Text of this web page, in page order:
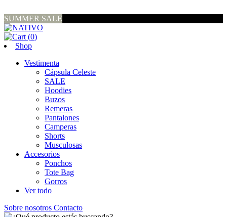
SUMMER SALE
(0)
Shop
Vestimenta
Cápsula Celeste
SALE
Hoodies
Buzos
Remeras
Pantalones
Camperas
Shorts
Musculosas
Accesorios
Ponchos
Tote Bag
Gorros
Ver todo
Sobre nosotros Contacto